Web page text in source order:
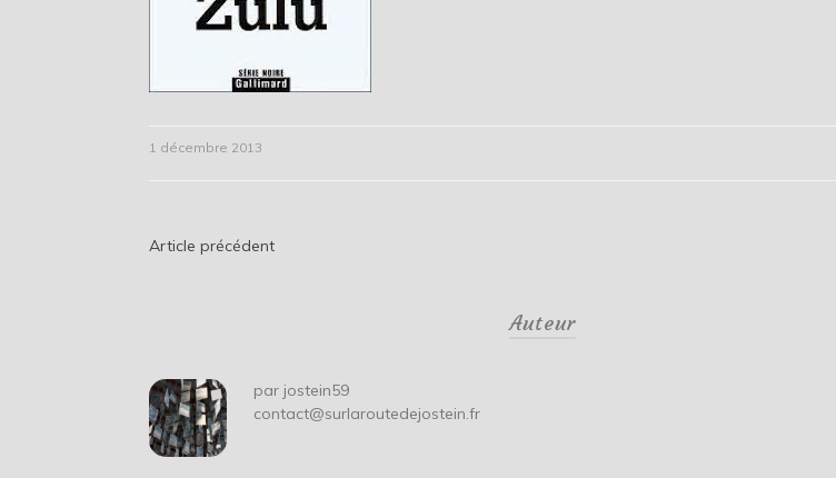
1 décembre 2013
Navigation
Article précédent
Auteur
par jostein59
contact@surlaroutedejostein.fr